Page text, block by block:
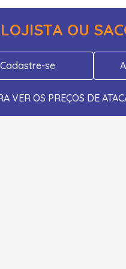
LOJISTA OU
Cadastre-se
VER OS PREÇOS DE